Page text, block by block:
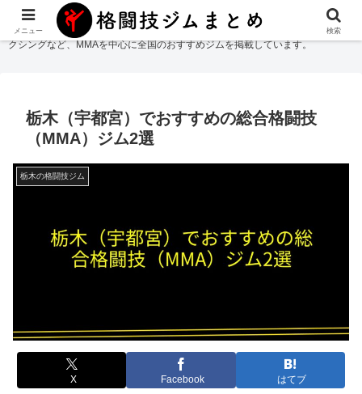
格闘技ジムまとめ
では総合格闘技・柔術・レスリング・キックボクシング・ボ
クシングなど、MMAを中心に全国のおすすめジムを掲載しています。
栃木（宇都宮）でおすすめの総合格闘技
（MMA）ジム2選
栃木の格闘技ジム
X Facebook はてブ
メニュー 検索